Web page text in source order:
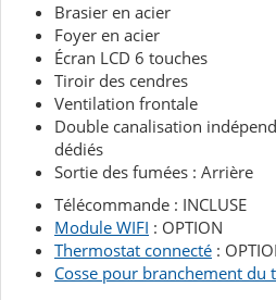
Brasier en acier
Foyer en acier
Écran LCD 6 touches
Tiroir des cendres
Ventilation frontale
Double canalisation
dédiés
Sortie des fumées : Arrière
Télécommande : INCLUSE
Module WIFI : OPTION
Thermostat connecté :
Cosse pour branchement du